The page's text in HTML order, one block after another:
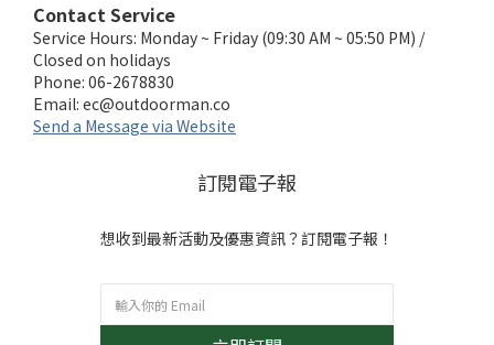
Contact Service
Service Hours: Monday ~ Friday (09:30 AM ~ 05:50 PM) /
Closed on holidays
Phone: 06-2678830
Email: ec@outdoorman.co
Send a Message via Website
訂閱電子報
想收到最新活動及優惠資訊？訂閱電子報！